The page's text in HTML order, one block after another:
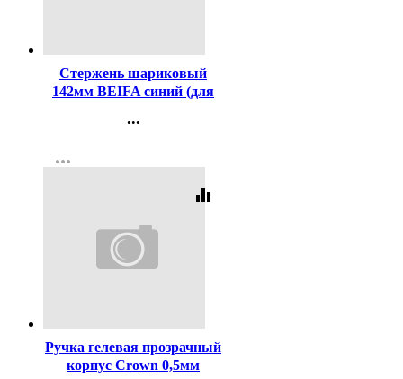
Стержень шариковый
142мм BEIFA синий (для
BL
...
Регистрация
more_horiz
equalizer
Ручка гелевая прозрачный
корпус Crown 0,5мм